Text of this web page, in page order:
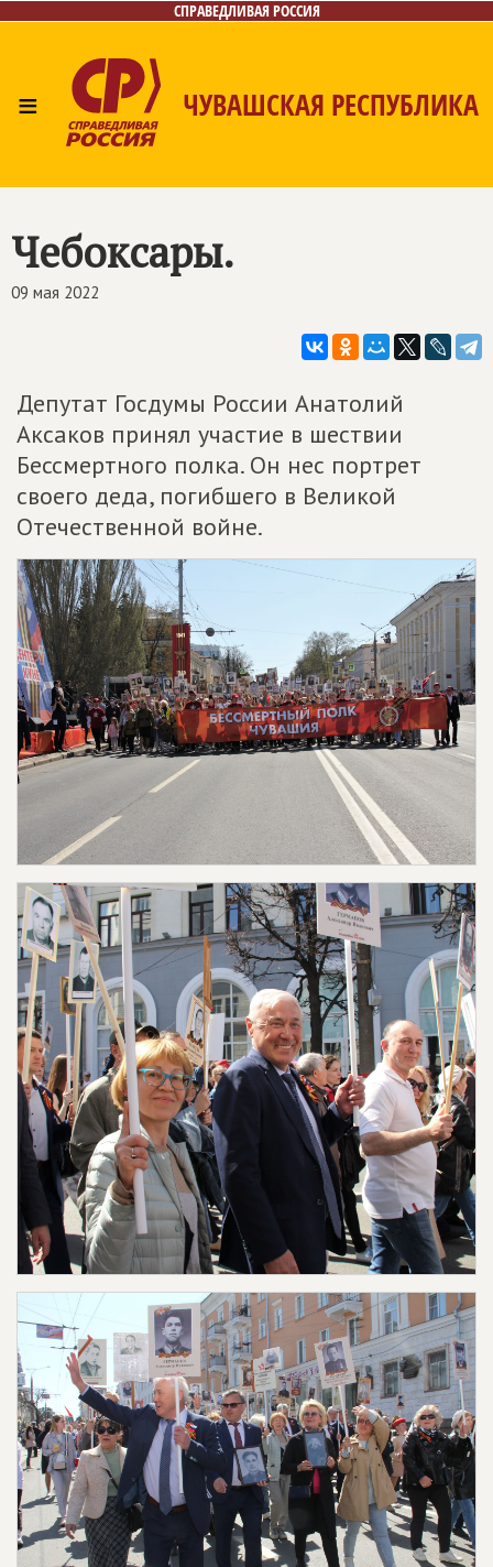
СПРАВЕДЛИВАЯ РОССИЯ
≡ ЧУВАШСКАЯ РЕСПУБЛИКА
Чебоксары.
09 мая 2022
Депутат Госдумы России Анатолий
Аксаков принял участие в шествии
Бессмертного полка. Он нес портрет
своего деда, погибшего в Великой
Отечественной войне.